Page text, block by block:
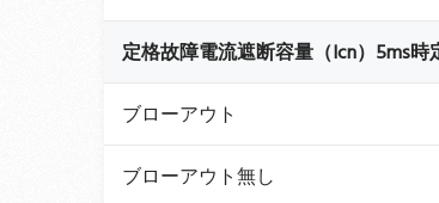
定格故障電流遮断容量（Icn）5ms時
ブローアウト
ブローアウト無し